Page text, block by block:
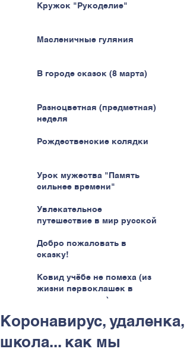
Кружок "Рукоделие"
Масленичные гуляния
В городе сказок (8 марта)
Разноцветная (предметная)
неделя
Рождественские колядки
Урок мужества "Память
сильнее времени"
Увлекательное
путешествие в мир русской
Добро пожаловать в
сказку!
Ковид учёбе не помеха (из
жизни первоклашек в
эпоху пандемии)
Коронавирус, удаленка,
школа... как мы